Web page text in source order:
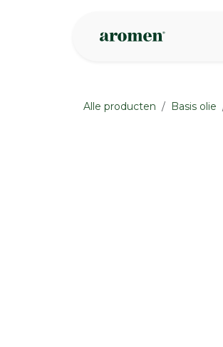
Alle producten Basis olie